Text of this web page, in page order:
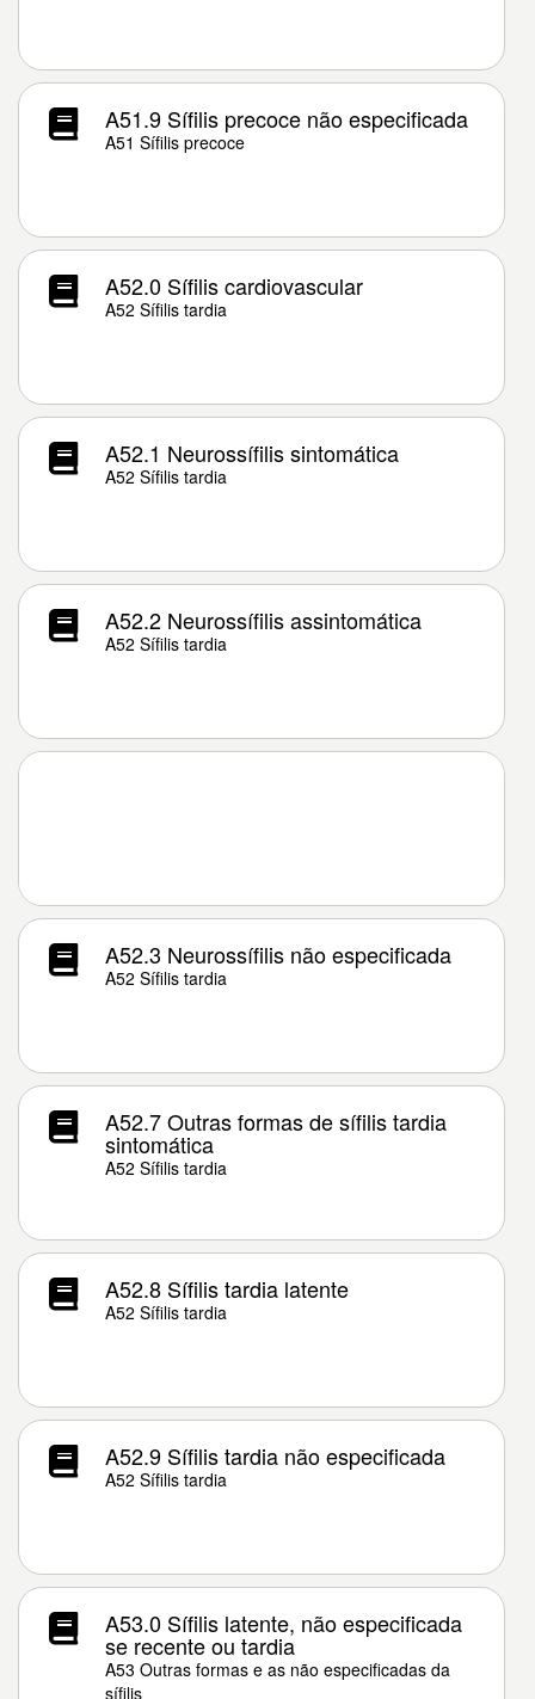
A51.9 Sífilis precoce não especificada
A51 Sífilis precoce
A52.0 Sífilis cardiovascular
A52 Sífilis tardia
A52.1 Neurossífilis sintomática
A52 Sífilis tardia
A52.2 Neurossífilis assintomática
A52 Sífilis tardia
A52.3 Neurossífilis não especificada
A52 Sífilis tardia
A52.7 Outras formas de sífilis tardia
sintomática
A52 Sífilis tardia
A52.8 Sífilis tardia latente
A52 Sífilis tardia
A52.9 Sífilis tardia não especificada
A52 Sífilis tardia
A53.0 Sífilis latente, não especificada
se recente ou tardia
A53 Outras formas e as não especificadas da
sífilis